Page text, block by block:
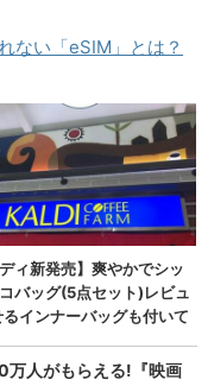
ない「eSIM」とは？